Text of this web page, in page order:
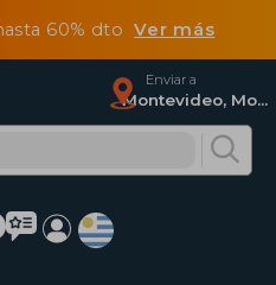
60% dtoVer más
Enviar a
Montevideo, Montevideo